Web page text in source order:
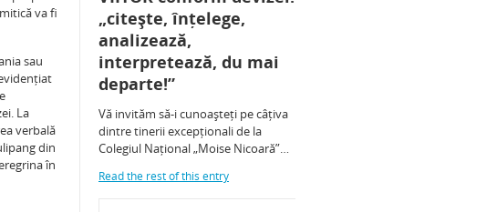
va fi
sau
La
verbală
din
în
„citește, înțelege,
analizează,
interpretează, du mai
departe!”
Vă invităm să-i cunoașteți pe câțiva
dintre tinerii excepționali de la
Colegiul Național „Moise Nicoară”…
Read the rest of this entry